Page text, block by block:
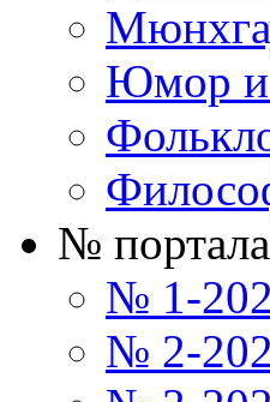
Юмор и
№ портала
№ 1-
№ 2-